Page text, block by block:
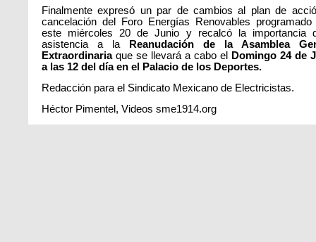
Finalmente expresó un par de cambios al plan de
cancelación del Foro Energías Renovables programado
este miércoles 20 de Junio y recalcó la importancia
asistencia a la
Reanudación de la Asamblea
Extraordinariaque se llevará a cabo el
Domingo 24 de
a las 12 del día en el Palacio de los Deportes.
Redacción para el Sindicato Mexicano de Electricistas.
Héctor Pimentel, Videos sme1914.org